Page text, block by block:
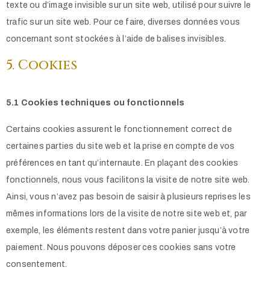
texte ou d’image invisible sur un site web, utilisé pour suivre le
trafic sur un site web. Pour ce faire, diverses données vous
concernant sont stockées à l’aide de balises invisibles.
5. Cookies
5.1 Cookies techniques ou fonctionnels
Certains cookies assurent le fonctionnement correct de
certaines parties du site web et la prise en compte de vos
préférences en tant qu’internaute. En plaçant des cookies
fonctionnels, nous vous facilitons la visite de notre site web.
Ainsi, vous n’avez pas besoin de saisir à plusieurs reprises les
mêmes informations lors de la visite de notre site web et, par
exemple, les éléments restent dans votre panier jusqu’à votre
paiement. Nous pouvons déposer ces cookies sans votre
consentement.